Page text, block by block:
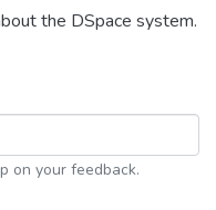
the DSpace system.
on your feedback.